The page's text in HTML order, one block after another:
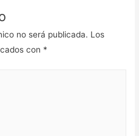
no será publicada. Los
con *